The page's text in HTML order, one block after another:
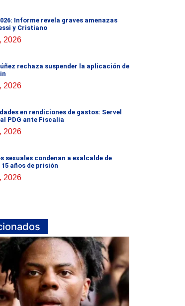
Informe revela graves amenazas
y Cristiano
2026
rechaza suspender la aplicación de
2026
en rendiciones de gastos: Servel
PDG ante Fiscalía
2026
sexuales condenan a exalcalde de
15 años de prisión
2026